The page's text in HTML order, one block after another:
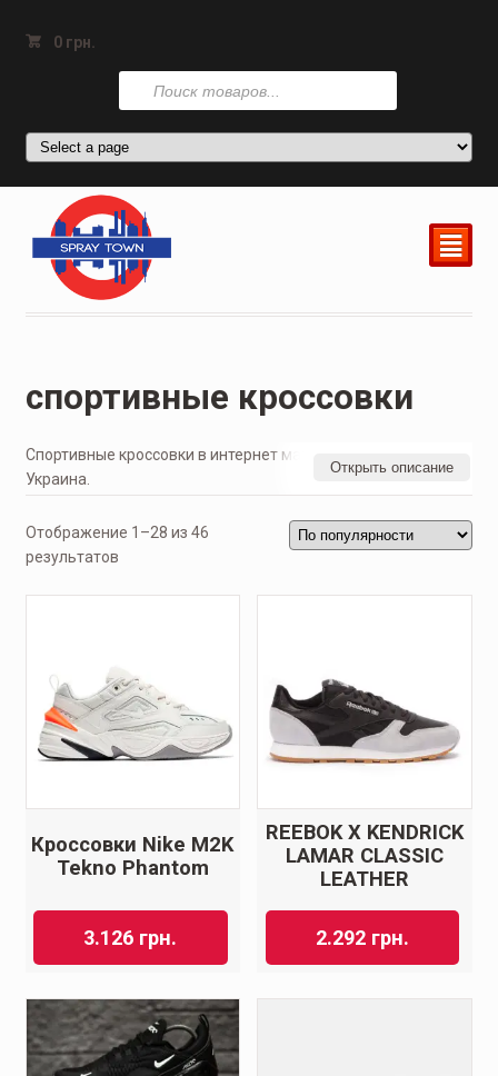
0 грн.
Поиск
товаров
²
спортивные кроссовки
Спортивные кроссовки в интернет магазине Spray Town
Украина.
Открыть описание
Отображение 1–28 из 46
результатов
Кроссовки Nike M2K
Tekno Phantom
3.126 грн.
REEBOK X KENDRICK
LAMAR CLASSIC
LEATHER
2.292 грн.